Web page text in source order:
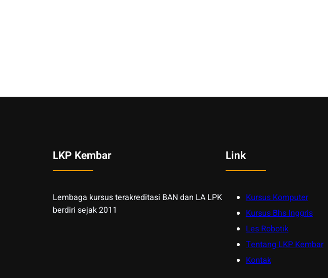
LKP Kembar
Lembaga kursus terakreditasi BAN dan LA LPK
berdiri sejak 2011
Link
Kursus Komputer
Kursus Bhs Inggris
Les Robotik
Tentang LKP Kembar
Kontak